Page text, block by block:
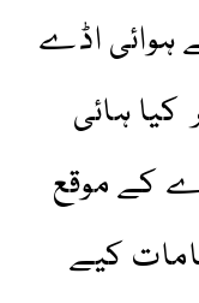
ہوائی اڈے
کیا ہائی
کے موقع
کیے